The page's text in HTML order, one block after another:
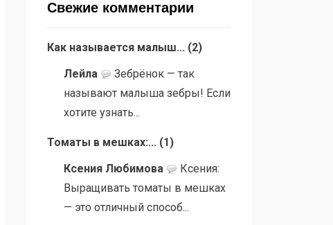
Свежие комментарии
Как называется малыш... (2)
Лейла
Зебрёнок — так
называют малыша зебры! Если
хотите узнать...
Томаты в мешках:... (1)
Ксения Любимова
Ксения:
Выращивать томаты в мешках
— это отличный способ...